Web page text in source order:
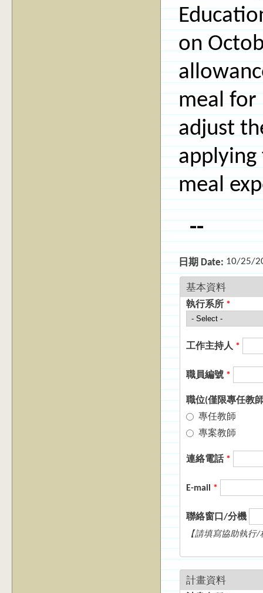
on
meal for
adjust
meal
--
日期 Date:10/25/
基本資料
執行系所 *
工作主持人 *
職員編號 *
職位(僅限專任教
專任教師
專案教師
連絡電話 *
E-mail *
聯絡窗口/分機
【請填寫協助執行
計畫資料